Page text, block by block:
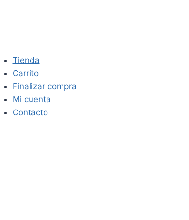
Tienda
Carrito
Finalizar compra
Mi cuenta
Contacto